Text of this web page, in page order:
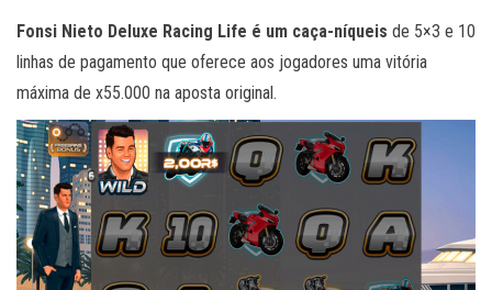
Fonsi Nieto Deluxe Racing Life é um caça-níqueis de 5×3 e 10
linhas de pagamento que oferece aos jogadores uma vitória
máxima de x55.000 na aposta original.